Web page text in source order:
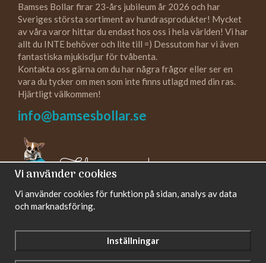
Bamses Bollar firar 23-års jubileum år 2026 och har
Sveriges största sortiment av hundrasprodukter! Mycket
av våra varor hittar du endast hos oss i hela världen! Vi har
allt du INTE behöver och lite till =) Dessutom har vi även
fantastiska mjukisdjur för tvåbenta.
Kontakta oss gärna om du har några frågor eller ser en
vara du tycker om men som inte finns utlagd med din ras.
Hjärtligt välkommen!
info@bamsesbollar.se
Följ oss gärna!
Vi använder cookies
Vi använder cookies för funktion på sidan, analys av data
och marknadsföring.
Inställningar